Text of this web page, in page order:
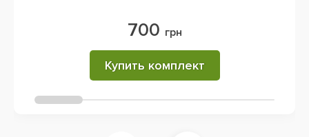
700 грн
Купить комплект